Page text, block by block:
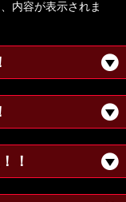
内容が表示されま
！